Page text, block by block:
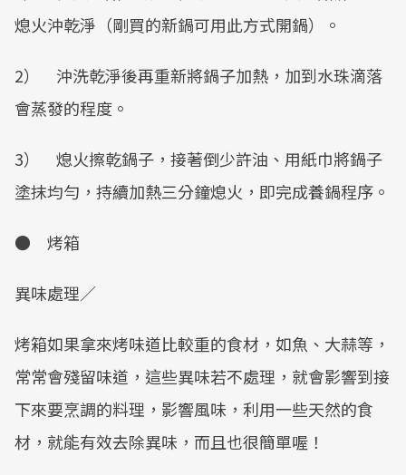
熄火沖乾淨（剛買的新鍋可用此方式開鍋）。
2） 沖洗乾淨後再重新將鍋子加熱，加到水珠滴落
會蒸發的程度。
3） 熄火擦乾鍋子，接著倒少許油、用紙巾將鍋子
塗抹均勻，持續加熱三分鐘熄火，即完成養鍋程序。
● 烤箱
異味處理／
烤箱如果拿來烤味道比較重的食材，如魚、大蒜等，
常常會殘留味道，這些異味若不處理，就會影響到接
下來要烹調的料理，影響風味，利用一些天然的食
材，就能有效去除異味，而且也很簡單喔！